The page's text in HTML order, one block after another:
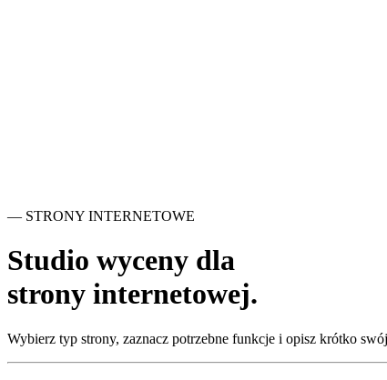
— STRONY INTERNETOWE
Studio wyceny dla
strony internetowej.
Wybierz typ strony, zaznacz potrzebne funkcje i opisz krótko